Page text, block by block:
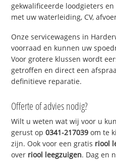
gekwalificeerde loodgieters
met uw waterleiding, CV,
Onze servicewagens in
voorraad en kunnen uw
Voor grotere klussen wordt
getroffen en direct een
definitieve reparatie.
Offerte of advies nodig?
Wilt u weten wat wij voor u
gerust op0341-217039 om te
zijn. Ook voor een gratis riool
over riool leegzuigen. Dag en